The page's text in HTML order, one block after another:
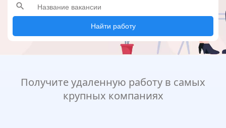
search
Найти работу
Получите удаленную работу в самых
крупных компаниях